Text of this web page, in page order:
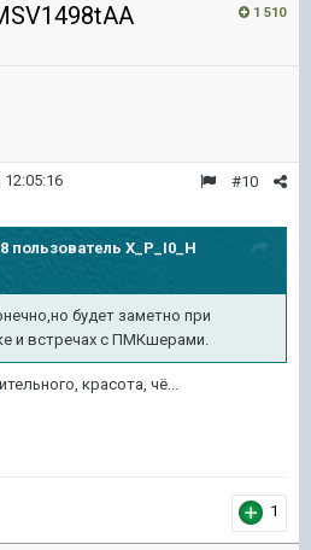
1 510
#10
пользователь X_P_I0_H
будет заметно при
и встречах с ПМКшерами.
красота, чё...
1